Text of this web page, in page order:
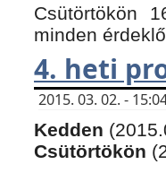
Csütörtökön
minden
4. heti
2015. 03. 02. -
Kedden
Csütörtökön